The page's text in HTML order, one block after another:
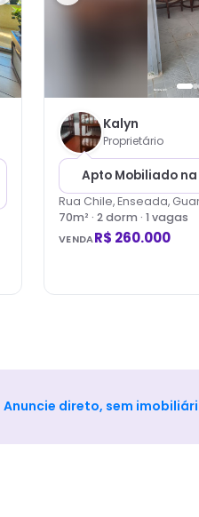
Kalyn
Proprietário
Apto Mobiliado
Rua Chile, Enseada,
70m² · 2dorm · 1 vagas
VENDAR$ 260.000
Anuncie direto, sem